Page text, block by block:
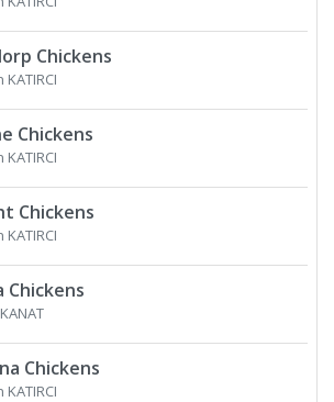
Chickens
KATIRCI
Chickens
KATIRCI
Chickens
KATIRCI
Chickens
Chickens
KATIRCI